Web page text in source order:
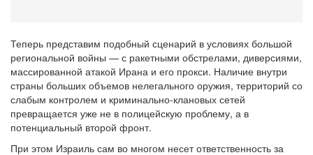
Теперь представим подобный сценарий в условиях большой
региональной войны — с ракетными обстрелами, диверсиями,
массированной атакой Ирана и его прокси. Наличие внутри
страны больших объемов нелегального оружия, территорий со
слабым контролем и криминально-клановых сетей
превращается уже не в полицейскую проблему, а в
потенциальный второй фронт.
При этом Израиль сам во многом несет ответственность за